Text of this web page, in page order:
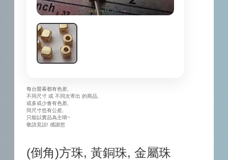
每台螢幕都有色差,
不同尺寸 或 不同次寄出 的商品,
或多或少會有色差,
同尺寸也有公差,
只能以實品為主唷~
敬請見諒! 感謝您
(倒角)方珠, 黃銅珠, 金屬珠